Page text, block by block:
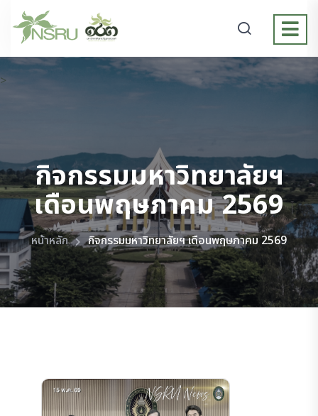
>
กิจกรรมมหาวิทยาลัยฯ
เดือนพฤษภาคม 2569
หน้าหลัก กิจกรรมมหาวิทยาลัยฯ เดือนพฤษภาคม 2569